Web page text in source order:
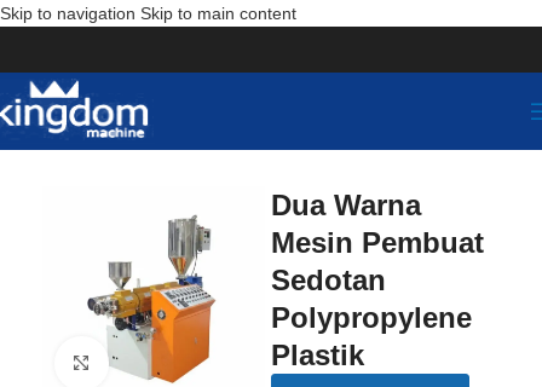
Skip to navigation Skip to main content
点击放大
Dua Warna
Mesin Pembuat
Sedotan
Polypropylene
Plastik